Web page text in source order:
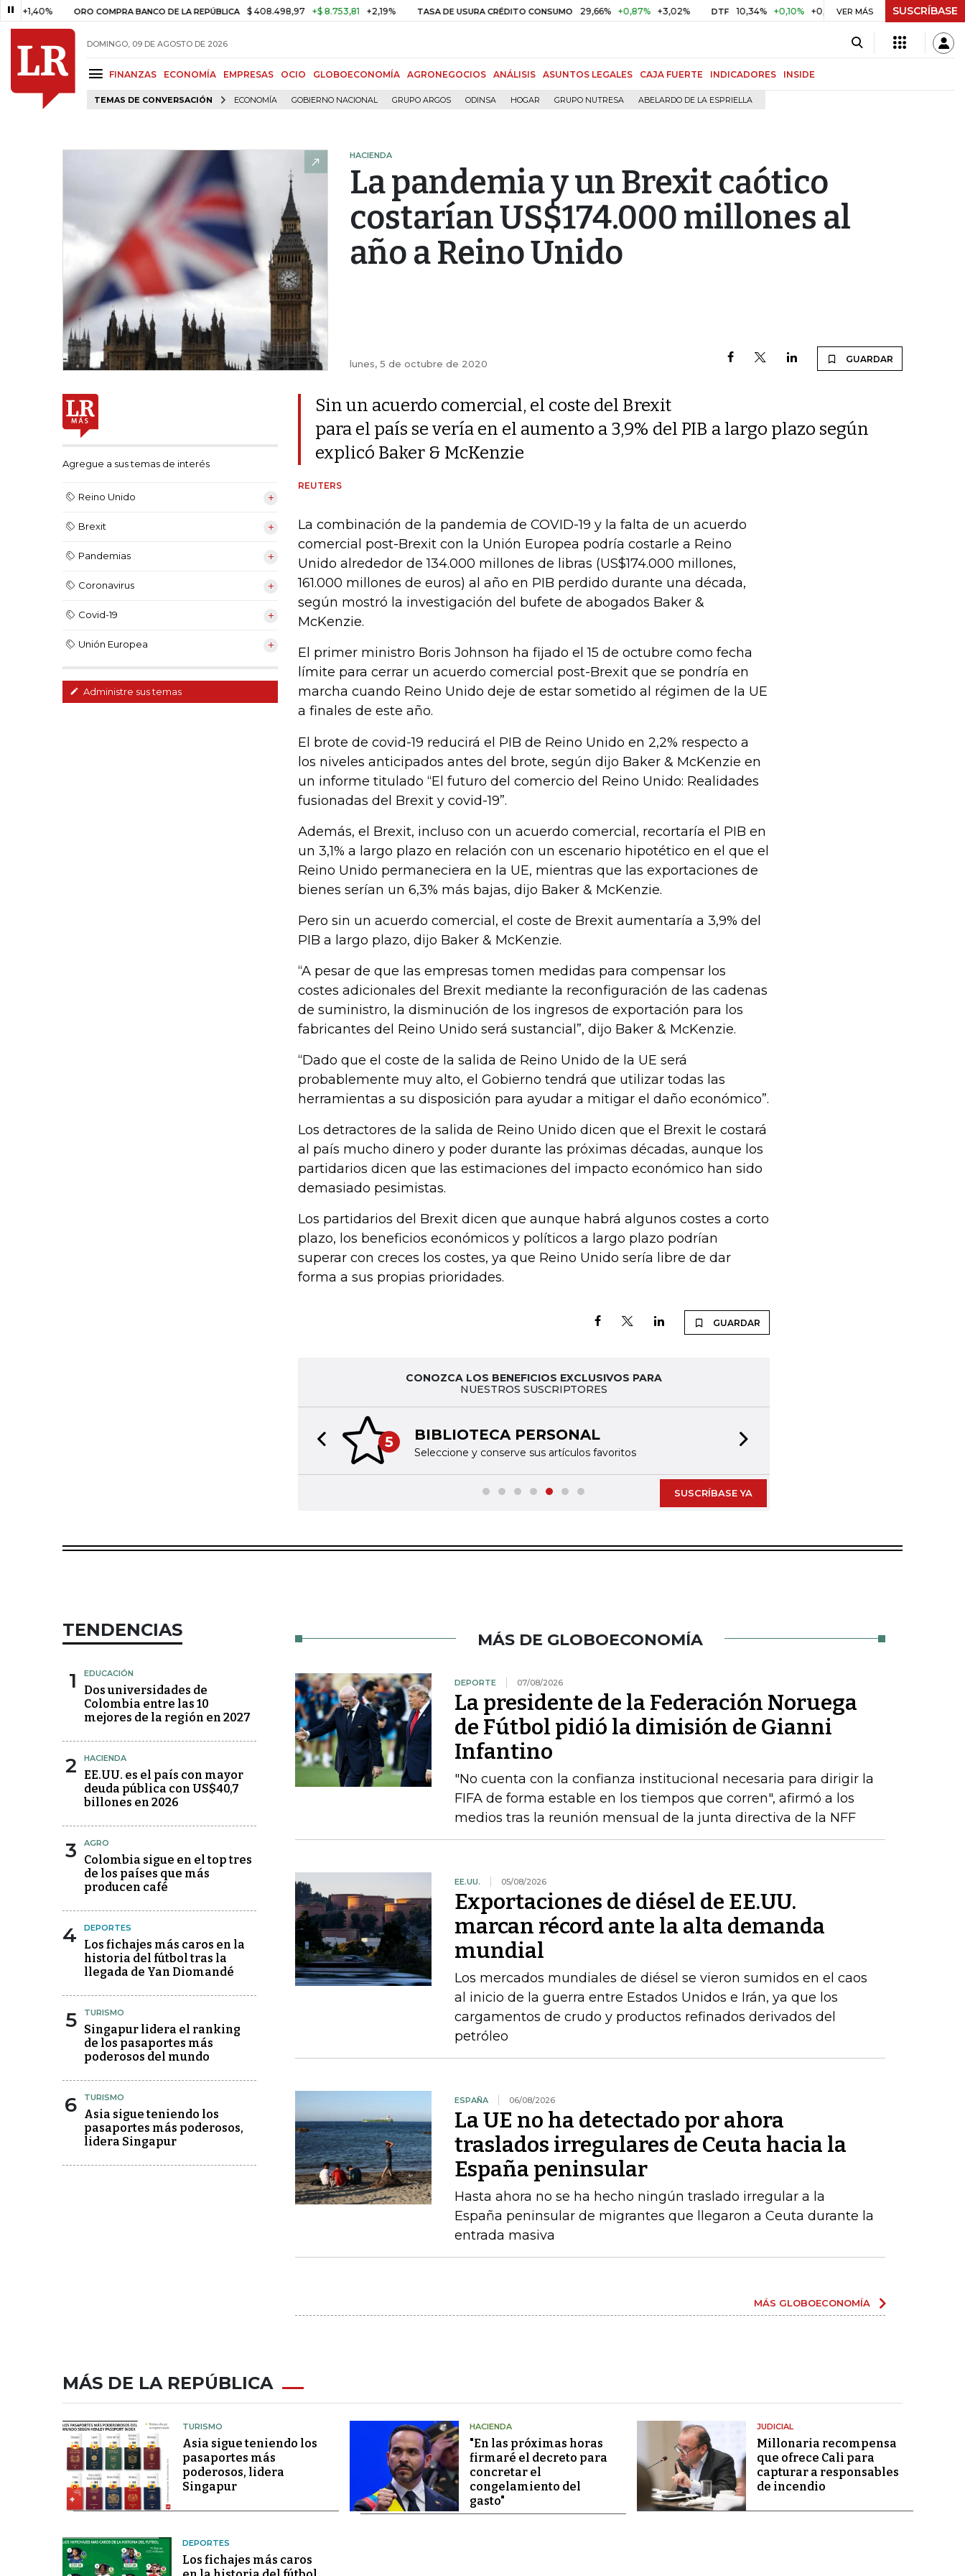
ORO COMPRA BANCO DE LA REPÚBLICA $ 408.498,97 +$ 8.753,81 +2,19% TASA DE USURA CRÉDITO CONSUMO 29,66% +0,87% +3,02% DTF 10,34% +0,10% +0,98% UVR $ 417,01 +$ 0,05 +0,01%
VER MÁS SUSCRÍBASE
DOMINGO, 09 DE AGOSTO DE 2026
FINANZAS ECONOMÍA EMPRESAS OCIO GLOBOECONOMÍA AGRONEGOCIOS ANÁLISIS ASUNTOS LEGALES CAJA FUERTE INDICADORES INSIDE
TEMAS DE CONVERSACIÓN ECONOMÍA GOBIERNO NACIONAL GRUPO ARGOS ODINSA HOGAR GRUPO NUTRESA ABELARDO DE LA ESPRIELLA
HACIENDA
La pandemia y un Brexit caótico
costarían US$174.000 millones al
año a Reino Unido
lunes, 5 de octubre de 2020 GUARDAR
Agregue a sus temas de interés
Reino Unido
Brexit
Pandemias
Coronavirus
Covid-19
Unión Europea
Administre sus temas
Sin un acuerdo comercial, el coste del Brexit
para el país se vería en el aumento a 3,9% del PIB a largo plazo según
explicó Baker & McKenzie
REUTERS
La combinación de la pandemia de COVID-19 y la falta de un acuerdo
comercial post-Brexit con la Unión Europea podría costarle a Reino
Unido alrededor de 134.000 millones de libras (US$174.000 millones,
161.000 millones de euros) al año en PIB perdido durante una década,
según mostró la investigación del bufete de abogados Baker &
McKenzie.
El primer ministro Boris Johnson ha fijado el 15 de octubre como fecha
límite para cerrar un acuerdo comercial post-Brexit que se pondría en
marcha cuando Reino Unido deje de estar sometido al régimen de la UE
a finales de este año.
El brote de covid-19 reducirá el PIB de Reino Unido en 2,2% respecto a
los niveles anticipados antes del brote, según dijo Baker & McKenzie en
un informe titulado “El futuro del comercio del Reino Unido: Realidades
fusionadas del Brexit y covid-19”.
Además, el Brexit, incluso con un acuerdo comercial, recortaría el PIB en
un 3,1% a largo plazo en relación con un escenario hipotético en el que el
Reino Unido permaneciera en la UE, mientras que las exportaciones de
bienes serían un 6,3% más bajas, dijo Baker & McKenzie.
Pero sin un acuerdo comercial, el coste de Brexit aumentaría a 3,9% del
PIB a largo plazo, dijo Baker & McKenzie.
“A pesar de que las empresas tomen medidas para compensar los
costes adicionales del Brexit mediante la reconfiguración de las cadenas
de suministro, la disminución de los ingresos de exportación para los
fabricantes del Reino Unido será sustancial”, dijo Baker & McKenzie.
“Dado que el coste de la salida de Reino Unido de la UE será
probablemente muy alto, el Gobierno tendrá que utilizar todas las
herramientas a su disposición para ayudar a mitigar el daño económico”.
Los detractores de la salida de Reino Unido dicen que el Brexit le costará
al país mucho dinero y poder durante las próximas décadas, aunque los
partidarios dicen que las estimaciones del impacto económico han sido
demasiado pesimistas.
Los partidarios del Brexit dicen que aunque habrá algunos costes a corto
plazo, los beneficios económicos y políticos a largo plazo podrían
superar con creces los costes, ya que Reino Unido sería libre de dar
forma a sus propias prioridades.
GUARDAR
CONOZCA LOS BENEFICIOS EXCLUSIVOS PARA
NUESTROS SUSCRIPTORES
5 BIBLIOTECA PERSONAL
Seleccione y conserve sus artículos favoritos
Previous slide
SUSCRÍBASE YA
TENDENCIAS
1 EDUCACIÓN
Dos universidades de
Colombia entre las 10
mejores de la región en 2027
2 HACIENDA
EE.UU. es el país con mayor
deuda pública con US$40,7
billones en 2026
3 AGRO
Colombia sigue en el top tres
de los países que más
producen café
4 DEPORTES
Los fichajes más caros en la
historia del fútbol tras la
llegada de Yan Diomandé
5 TURISMO
Singapur lidera el ranking
de los pasaportes más
poderosos del mundo
6 TURISMO
Asia sigue teniendo los
pasaportes más poderosos,
lidera Singapur
MÁS DE GLOBOECONOMÍA
DEPORTE 07/08/2026
La presidente de la Federación Noruega
de Fútbol pidió la dimisión de Gianni
Infantino
"No cuenta con la confianza institucional necesaria para dirigir la
FIFA de forma estable en los tiempos que corren", afirmó a los
medios tras la reunión mensual de la junta directiva de la NFF
EE.UU. 05/08/2026
Exportaciones de diésel de EE.UU.
marcan récord ante la alta demanda
mundial
Los mercados mundiales de diésel se vieron sumidos en el caos
al inicio de la guerra entre Estados Unidos e Irán, ya que los
cargamentos de crudo y productos refinados derivados del
petróleo
ESPAÑA 06/08/2026
La UE no ha detectado por ahora
traslados irregulares de Ceuta hacia la
España peninsular
Hasta ahora no se ha hecho ningún traslado irregular a la
España peninsular de migrantes que llegaron a Ceuta durante la
entrada masiva
MÁS GLOBOECONOMÍA
MÁS DE LA REPÚBLICA
TURISMO
Asia sigue teniendo los
pasaportes más
poderosos, lidera
Singapur
HACIENDA
"En las próximas horas
firmaré el decreto para
concretar el
congelamiento del
gasto"
JUDICIAL
Millonaria recompensa
que ofrece Cali para
capturar a responsables
de incendio
DEPORTES
Los fichajes más caros